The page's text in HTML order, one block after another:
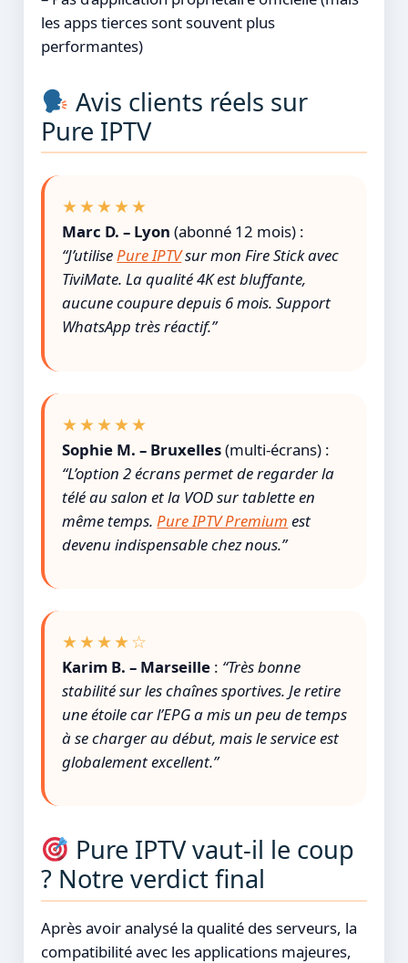
les apps tierces sont souvent plus
performantes)
Avis clients réels sur
Pure IPTV
★★★★★
Marc D. – Lyon (abonné 12 mois) :
“J’utilisePure IPTVsur mon Fire Stick avec
TiviMate. La qualité 4K est bluffante,
aucune coupure depuis 6 mois. Support
WhatsApp très réactif.”
★★★★★
Sophie M. – Bruxelles(multi-écrans) :
“L’option 2 écrans permet de regarder la
télé au salon et la VOD sur tablette en
même temps.Pure IPTV Premium est
devenu indispensable chez nous.”
★★★★☆
Karim B. – Marseille : “Très bonne
stabilité sur les chaînes sportives. Je retire
une étoile car l’EPG a mis un peu de temps
à se charger au début, mais le service est
globalement excellent.”
Pure IPTV vaut-il le coup
? Notre verdict final
Après avoir analysé la qualité des serveurs, la
compatibilité avec les applications majeures,